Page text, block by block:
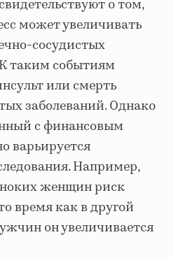
о том,
может увеличивать
сосудистых
таким событиям
или смерть
заболеваний. Однако
с финансовым
варьируется
Например,
женщин риск
время как в другой
он увеличивается